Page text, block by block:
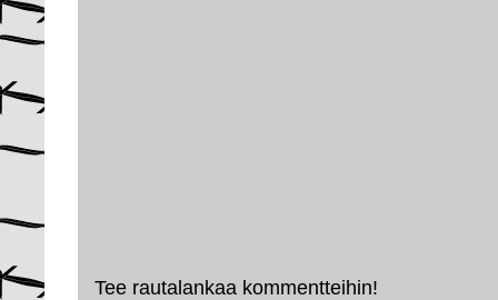
Tee rautalankaa kommentteihin!